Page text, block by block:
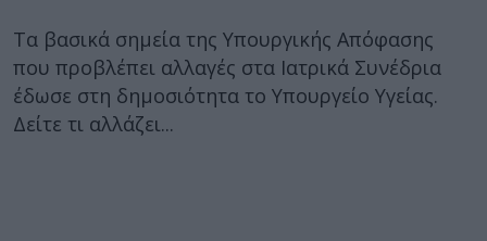
Τα βασικά σημεία της Υπουργικής Απόφασης
που προβλέπει αλλαγές στα Ιατρικά Συνέδρια
έδωσε στη δημοσιότητα το Υπουργείο Υγείας.
Δείτε τι αλλάζει...